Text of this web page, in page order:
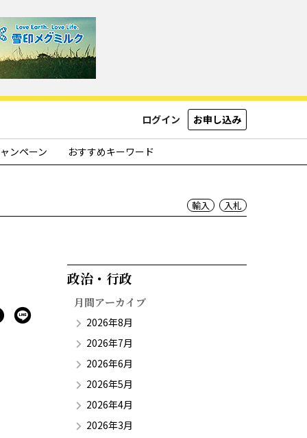
ログイン お申し込み
ンペーン おすすめキーワード
輸入 入札
政治・行政​
月間アーカイブ
2026年8月
2026年7月
2026年6月
2026年5月
2026年4月
2026年3月